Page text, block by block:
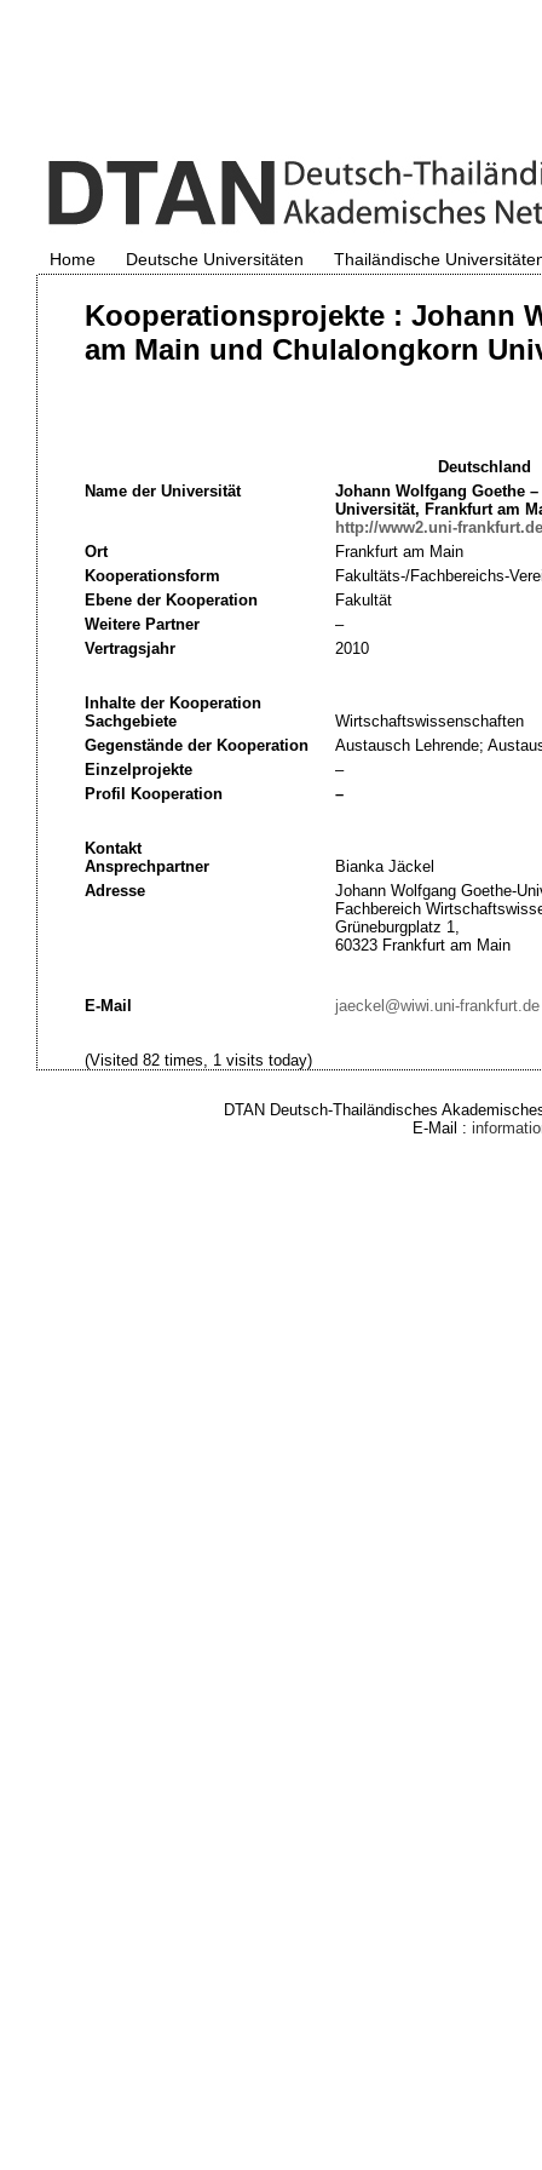
Home Deutsche Universitäten Thailändische
Kooperationsprojekte : Johann
am Main und Chulalongkorn
Deutschland
Name der Universität
Johann Wolfgang Goethe –
Universität, Frankfurt am
http://www2.uni-
Ort
Frankfurt am Main
Kooperationsform
Fakultäts-/Fachbereichs-
Ebene der Kooperation
Fakultät
Weitere Partner
–
Vertragsjahr
2010
Inhalte der Kooperation
Sachgebiete
Wirtschaftswissenschaften
Gegenstände der Kooperation
Austausch Lehrende;
Einzelprojekte
–
Profil Kooperation
–
Kontakt
Ansprechpartner
Bianka Jäckel
Adresse
Johann Wolfgang Goethe-
Fachbereich
Grüneburgplatz 1,
60323 Frankfurt am Main
E-Mail jaeckel@wiwi.uni-frankfurt.de
(Visited 82 times, 1 visits today)
DTAN Deutsch-Thailändisches
E-Mail :